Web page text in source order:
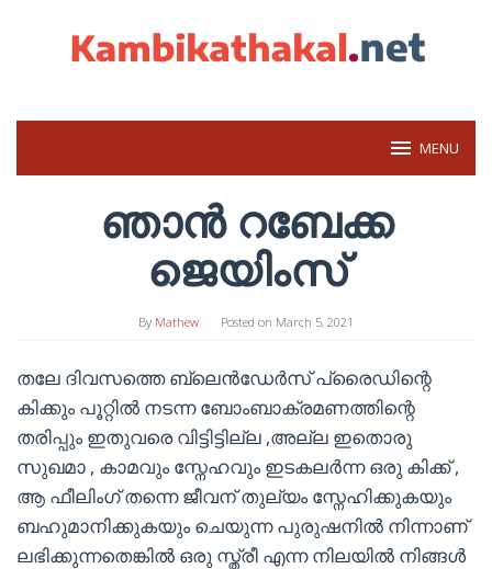
MENU
ഞാൻ റബേക്ക
ജെയിംസ്
By Mathew Posted on March 5, 2021
തലേ ദിവസത്തെ ബ്ലെൻഡേർസ് പ്രൈഡിന്റെ
കിക്കും പൂറ്റിൽ നടന്ന ബോംബാക്രമണത്തിന്റെ
തരിപ്പും ഇതുവരെ വിട്ടിട്ടില്ല ,അല്ല ഇതൊരു
സുഖമാ , കാമവും സ്നേഹവും ഇടകലർന്ന ഒരു കിക്ക്‌ ,
ആ ഫീലിംഗ് തന്നെ ജീവന് തുല്യം സ്നേഹിക്കുകയും
ബഹുമാനിക്കുകയും ചെയുന്ന പുരുഷനിൽ നിന്നാണ്
ലഭിക്കുന്നതെങ്കിൽ ഒരു സ്ത്രീ എന്ന നിലയിൽ നിങ്ങൾ